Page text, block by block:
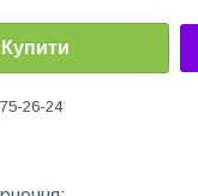
Купити
26-24